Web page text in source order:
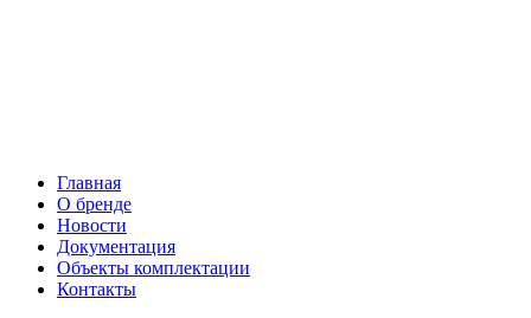
Главная
О бренде
Новости
Документация
Объекты комплектации
Контакты